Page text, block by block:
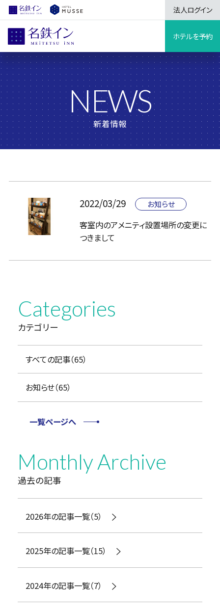
法人ログイン
ホテルを予約
新着情報
NEWS
客室内のアメニティ設置場所の変更に
つきまして
2022/03/29 お知らせ
Categories
カテゴリー
すべての記事（65）
お知らせ（65）
一覧ページへ
Monthly Archive
過去の記事
2026年の記事一覧（5）
2025年の記事一覧（15）
2024年の記事一覧（7）